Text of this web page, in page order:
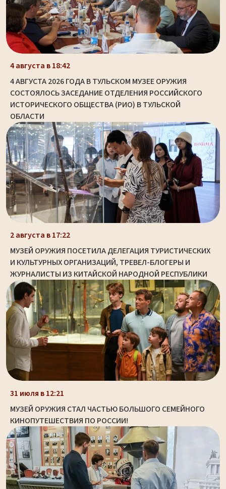
4 августа в 18:42
4 АВГУСТА 2026 ГОДА В ТУЛЬСКОМ МУЗЕЕ ОРУЖИЯ
СОСТОЯЛОСЬ ЗАСЕДАНИЕ ОТДЕЛЕНИЯ РОССИЙСКОГО
ИСТОРИЧЕСКОГО ОБЩЕСТВА (РИО) В ТУЛЬСКОЙ
ОБЛАСТИ
2 августа в 17:22
МУЗЕЙ ОРУЖИЯ ПОСЕТИЛА ДЕЛЕГАЦИЯ ТУРИСТИЧЕСКИХ
И КУЛЬТУРНЫХ ОРГАНИЗАЦИЙ, ТРЕВЕЛ-БЛОГЕРЫ И
ЖУРНАЛИСТЫ ИЗ КИТАЙСКОЙ НАРОДНОЙ РЕСПУБЛИКИ
31 июля в 12:21
МУЗЕЙ ОРУЖИЯ СТАЛ ЧАСТЬЮ БОЛЬШОГО СЕМЕЙНОГО
КИНОПУТЕШЕСТВИЯ ПО РОССИИ!